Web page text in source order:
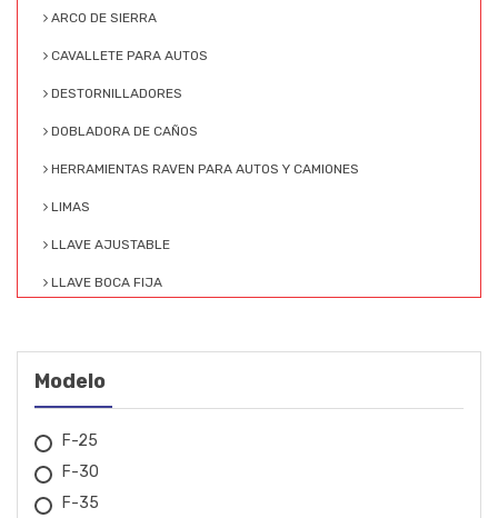
ARCO DE SIERRA
CAVALLETE PARA AUTOS
DESTORNILLADORES
DOBLADORA DE CAÑOS
HERRAMIENTAS RAVEN PARA AUTOS Y CAMIONES
LIMAS
LLAVE AJUSTABLE
LLAVE BOCA FIJA
LLAVE SACA FILTRO
LLAVE TIPO L
LLAVE TORX
Modelo
F-25
F-30
F-35